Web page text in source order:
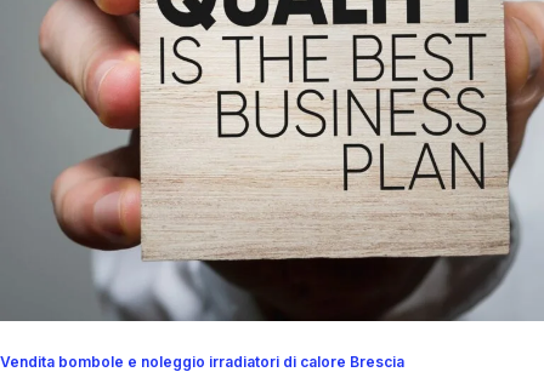
Vendita bombole e noleggio irradiatori di calore Brescia